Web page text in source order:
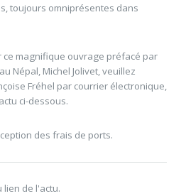
toujours omniprésentes dans
ce magnifique ouvrage préfacé par
Népal, Michel Jolivet, veuillez
Fréhel par courrier électronique,
ci-dessous.
des frais de ports.
lien de l'actu.